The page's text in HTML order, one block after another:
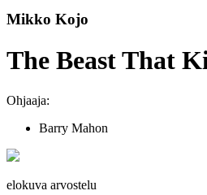
Mikko Kojo
The Beast That
Ohjaaja:
Barry Mahon
elokuva arvostelu